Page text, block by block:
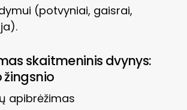
(potvyniai, gaisrai,
skaitmeninis dvynys:
žingsnio
apibrėžimas